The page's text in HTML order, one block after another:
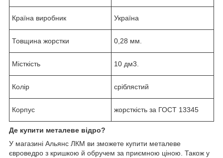
Країна виробник Україна
Товщина жорстки 0,28 мм.
Місткість 10 дм3.
Колір сріблястий
Корпус жорсткість за ГОСТ 13345
Де купити металеве відро?
У магазині Альянс ЛКМ ви зможете купити металеве
євроведро з кришкою й обручем за приємною ціною. Також у